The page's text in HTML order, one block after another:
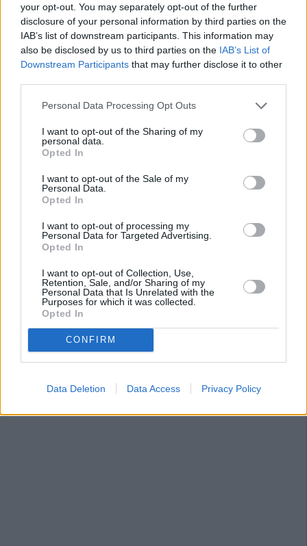
your opt-out. You may separately opt-out of the further
disclosure of your personal information by third parties on the
IAB’s list of downstream participants. This information may
also be disclosed by us to third parties on the IAB’s List of
Downstream Participants that may further disclose it to other
Personal Data Processing Opt Outs
I want to opt-out of the Sharing of my
personal data.
Opted In
I want to opt-out of the Sale of my
Personal Data.
Opted In
I want to opt-out of processing my
Personal Data for Targeted Advertising.
Opted In
I want to opt-out of Collection, Use,
Retention, Sale, and/or Sharing of my
Personal Data that Is Unrelated with the
Purposes for which it was collected.
Opted In
CONFIRM
Data Deletion Data Access Privacy Policy